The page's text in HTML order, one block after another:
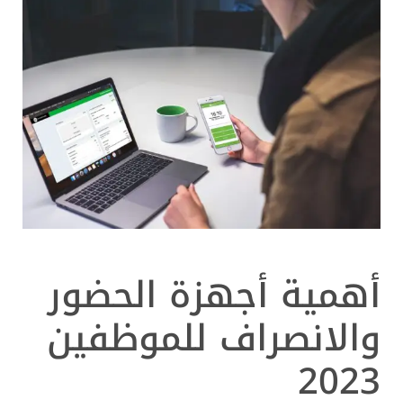
أهمية أجهزة الحضور
والانصراف للموظفين
2023